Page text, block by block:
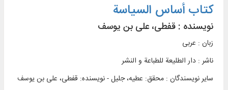
کتاب أساس السیاسة
نویسنده : قفطی، علی بن یوسف
زبان : عربی
ناشر : دار الطلیعة للطباعة و النشر
سایر نویسندگان : محقق: عطیه، جلیل - نویسنده: قفطی، علی بن یوسف